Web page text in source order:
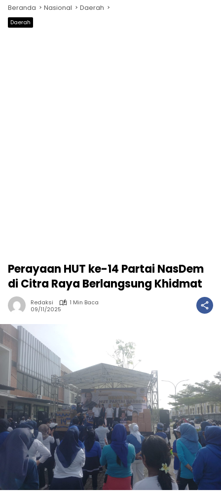
Beranda Nasional Daerah
Daerah
Perayaan HUT ke-14 Partai NasDem
di Citra Raya Berlangsung Khidmat
Redaksi
1 Min Baca
09/11/2025